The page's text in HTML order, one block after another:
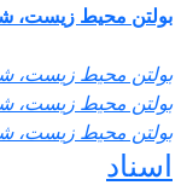
محیط زیست،
محیط زیست،
محیط زیست،
محیط زیست،